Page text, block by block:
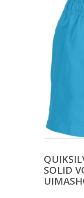
SOLID